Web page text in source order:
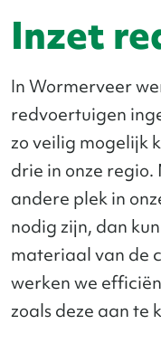
Inzet
In Wormerveer
redvoertuigen
zo veilig mogelijk
drie in onze
andere plek in
nodig zijn, dan
materiaal van de
werken we
zoals deze aan te